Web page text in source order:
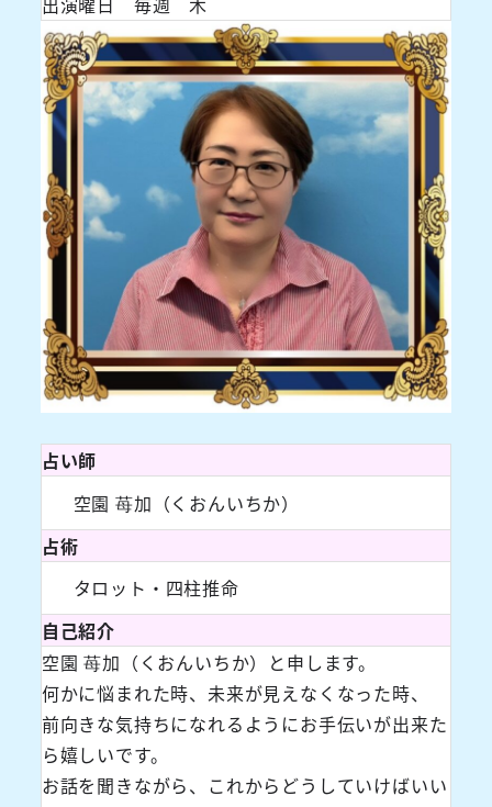
占い師
空園 苺加（くおんいちか）
占術
タロット・四柱推命
自己紹介
空園 苺加（くおんいちか）と申します。
何かに悩まれた時、未来が見えなくなった時、
前向きな気持ちになれるようにお手伝いが出来た
ら嬉しいです。
お話を聞きながら、これからどうしていけばいい